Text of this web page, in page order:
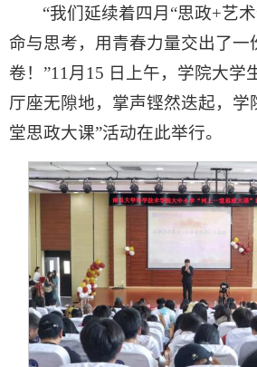
“我们延续着四月“思政+艺
命与思考，用青春力量交出了一
卷！”11月15 日上午，学院大学
厅座无隙地，掌声铿然迭起，学
堂思政大课”活动在此举行。